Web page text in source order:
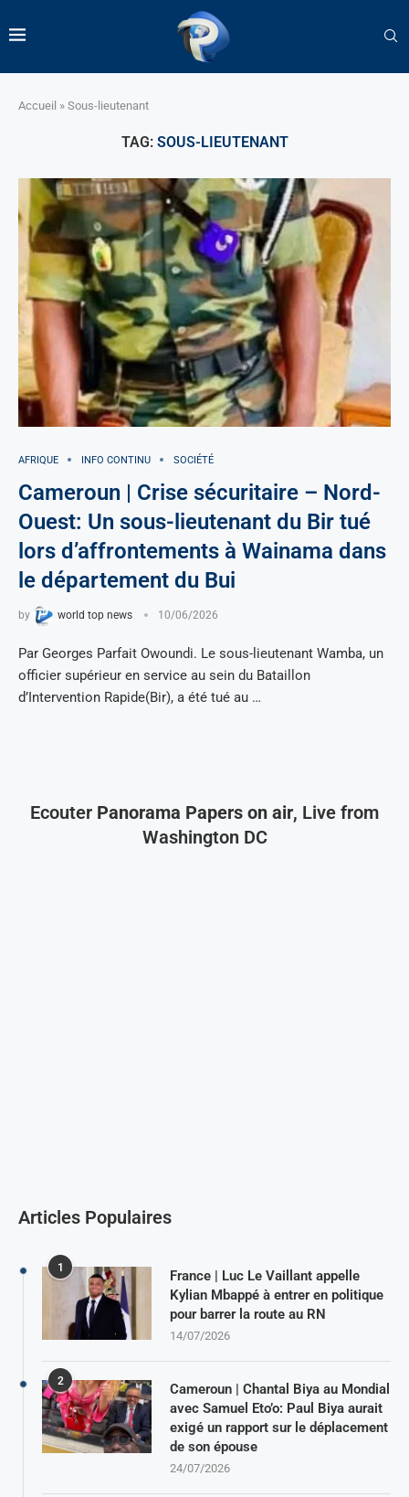
Accueil » Sous-lieutenant
TAG: SOUS-LIEUTENANT
AFRIQUE INFO CONTINU SOCIÉTÉ
Cameroun | Crise sécuritaire – Nord-
Ouest: Un sous-lieutenant du Bir tué
lors d’affrontements à Wainama dans
le département du Bui
by world top news 10/06/2026
Par Georges Parfait Owoundi. Le sous-lieutenant Wamba, un
officier supérieur en service au sein du Bataillon
d’Intervention Rapide(Bir), a été tué au …
Ecouter Panorama Papers on air, Live from
Washington DC
Articles Populaires
1
France | Luc Le Vaillant appelle
Kylian Mbappé à entrer en politique
pour barrer la route au RN
14/07/2026
2
Cameroun | Chantal Biya au Mondial
avec Samuel Eto’o: Paul Biya aurait
exigé un rapport sur le déplacement
de son épouse
24/07/2026